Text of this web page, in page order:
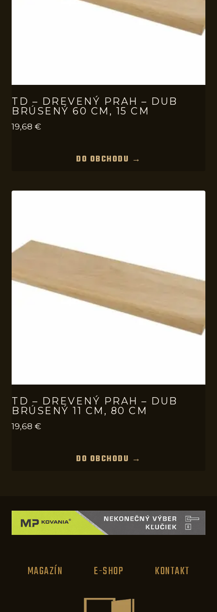
TD – DREVENÝ PRAH – DUB
BRÚSENÝ 60 CM, 15 CM
19,68 €
DO OBCHODU →
TD – DREVENÝ PRAH – DUB
BRÚSENÝ 11 CM, 80 CM
19,68 €
DO OBCHODU →
MAGAZÍN E-SHOP KONTAKT